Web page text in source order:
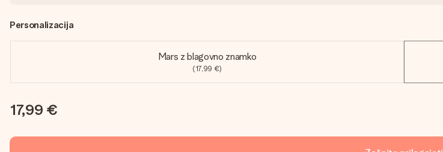
Personalizacija
Mars z blagovno znamko
(17,99 €)
17,99 €